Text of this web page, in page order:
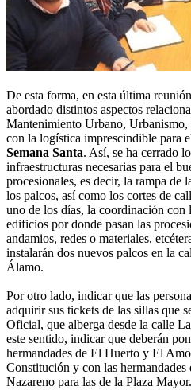
De esta forma, en esta última
abordado distintos aspectos
Mantenimiento Urbano,
con la logística imprescindible para
Semana Santa. Así, se ha cerrado
infraestructuras necesarias para el
procesionales, es decir, la rampa de
los palcos, así como los cortes de
uno de los días, la coordinación con
edificios por donde pasan las
andamios, redes o materiales,
instalarán dos nuevos palcos en la
Álamo.
Por otro lado, indicar que las
adquirir sus tickets de las sillas que
Oficial, que alberga desde la calle
este sentido, indicar que deberán
hermandades de El Huerto y El
Constitución y con las hermandades
Nazareno para las de la Plaza Mayor.